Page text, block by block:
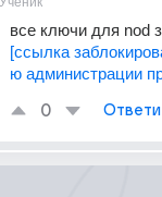
все ключи для nod
[ссылка
ю администрации
0